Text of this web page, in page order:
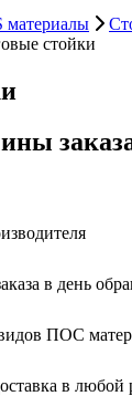
материалы
стойки
в день
ПОС
в любой